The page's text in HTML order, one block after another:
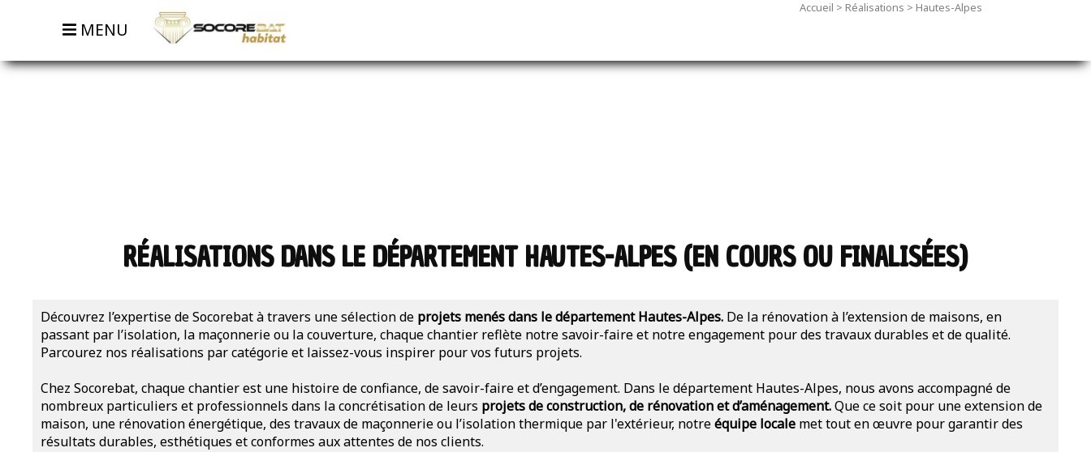
MENU
Accueil > Réalisations > Hautes-Alpes
RÉALISATIONS DANS LE DÉPARTEMENT HAUTES-ALPES (EN COURS OU FINALISÉES)
Découvrez l’expertise de Socorebat à travers une sélection de projets menés dans le département Hautes-Alpes. De la rénovation à l’extension de maisons, en
passant par l’isolation, la maçonnerie ou la couverture, chaque chantier reflète notre savoir-faire et notre engagement pour des travaux durables et de qualité.
Parcourez nos réalisations par catégorie et laissez-vous inspirer pour vos futurs projets.
Chez Socorebat, chaque chantier est une histoire de confiance, de savoir-faire et d’engagement. Dans le département Hautes-Alpes, nous avons accompagné de
nombreux particuliers et professionnels dans la concrétisation de leurs projets de construction, de rénovation et d’aménagement.Que ce soit pour une extension de
maison, une rénovation énergétique, des travaux de maçonnerie ou l’isolation thermique par l'extérieur, notreéquipe locale met tout en œuvre pour garantir des
résultats durables, esthétiques et conformes aux attentes de nos clients.